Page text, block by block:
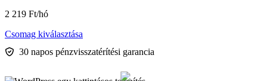
2 219 Ft/hó
Csomag kiválasztása
30 napos pénzvisszatérítési garancia